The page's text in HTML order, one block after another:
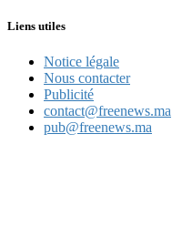
Liens utiles
Notice légale
Nous contacter
Publicité
contact@freenews.ma
pub@freenews.ma